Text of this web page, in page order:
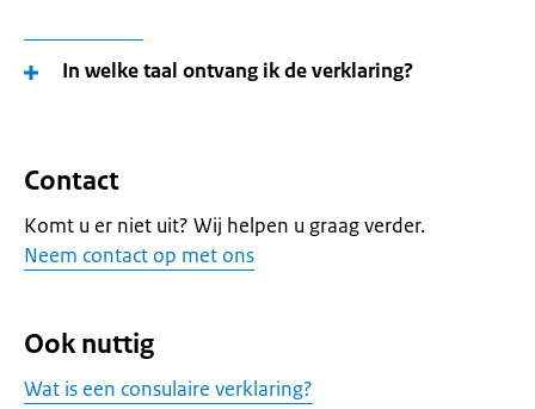
In welke taal ontvang ik de verklaring?
Contact
Komt u er niet uit? Wij helpen u graag verder.
Neem contact op met ons
Ook nuttig
Wat is een consulaire verklaring?